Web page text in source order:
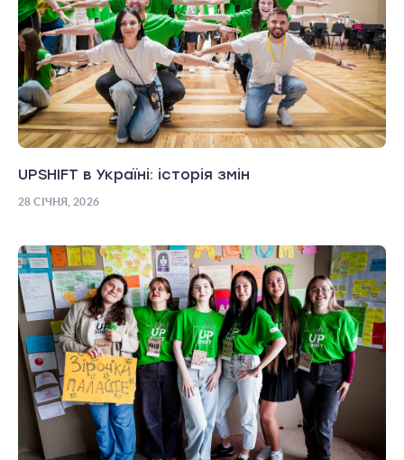
UPSHIFT в Україні: історія змін
28 СІЧНЯ, 2026